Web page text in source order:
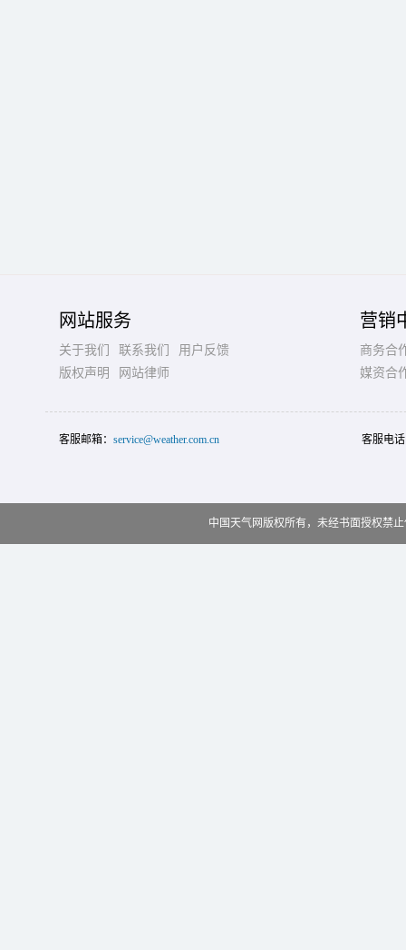
网站服务
关于我们 联系我们
用户反馈
版权声明
网站律师
营销
商务合
媒资合
客服邮箱： service@weather.com.cn 客服电
中国天气网版权所有，未经书面授权